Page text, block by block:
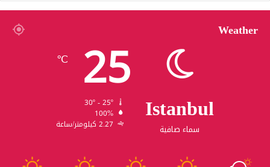
Weather
Istanbul
سماء صافية
25
℃
100%
2.27 كيلومتر/ساعة